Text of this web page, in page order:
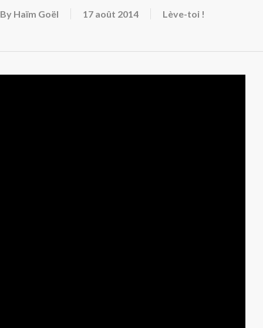
By Haïm Goël 17 août 2014 Lève-toi !